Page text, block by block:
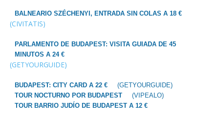
BALNEARIO SZÉCHENYI, ENTRADA SIN COLAS A 18 €
(CIVITATIS)
PARLAMENTO DE BUDAPEST: VISITA GUIADA DE 45
MINUTOS A 24 €
(GETYOURGUIDE)
BUDAPEST: CITY CARD A 22 €
(GETYOURGUIDE)
TOUR NOCTURNO POR BUDAPEST
(VIPEALO)
TOUR BARRIO JUDÍO DE BUDAPEST A 12 €